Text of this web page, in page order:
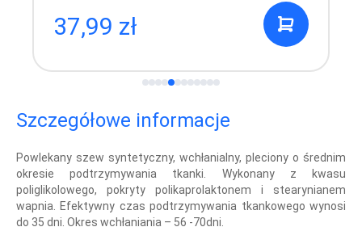
37,99 zł
Szczegółowe informacje
Powlekany szew syntetyczny, wchłanialny, pleciony o średnim
okresie podtrzymywania tkanki. Wykonany z kwasu
poliglikolowego, pokryty polikaprolaktonem i stearynianem
wapnia. Efektywny czas podtrzymywania tkankowego wynosi
do 35 dni. Okres wchłaniania – 56 -70dni.